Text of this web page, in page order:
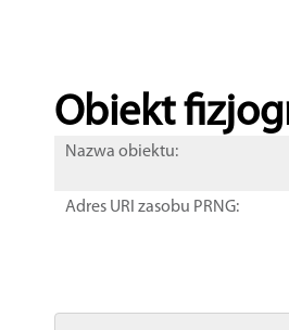
Obiekt
Nazwa obiektu:
Adres URI zasobu PRNG: